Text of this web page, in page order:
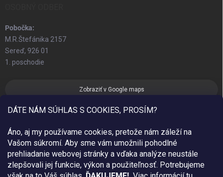
DÁTE NÁM SÚHLAS S COOKIES, PROSÍM?
Áno, aj my používame cookies, pretože nám záleží na
Vašom súkromí. Aby sme vám umožnili pohodlné
prehliadanie webovej stránky a vďaka analýze neustále
zlepšovali jej funkcie, výkon a použiteľnosť. Potrebujeme
Pobočka:
M.R.Štefánika 2157
Sereď, 926 01
1. poschodie
Zobraziť v Google maps